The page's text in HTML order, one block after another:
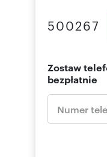
500267
Zostaw
bezpłatnie